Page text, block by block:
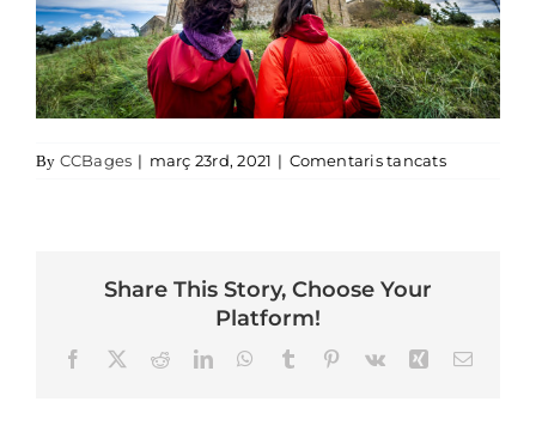
By CCBages | març 23rd, 2021 | Comentaris tancatsa Sant
Share This Story, Choose Your
Platform!
FacebookRedditLinkedInWhatsApp
TumblrPinterest
Vk XingEmail